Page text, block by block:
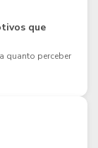
que
quanto perceber